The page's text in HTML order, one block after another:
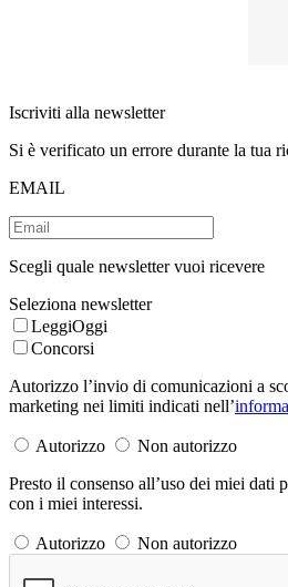
Iscriviti alla newsletter
Si è verificato un errore durante la tua
EMAIL
Scegli quale newsletter vuoi ricevere
Seleziona newsletter
LeggiOggi
Concorsi
Autorizzo l’invio di comunicazioni a
marketing nei limiti indicati nell’
Autorizzo
Non autorizzo
Presto il consenso all’uso dei miei dati
con i miei interessi.
Autorizzo Non autorizzo